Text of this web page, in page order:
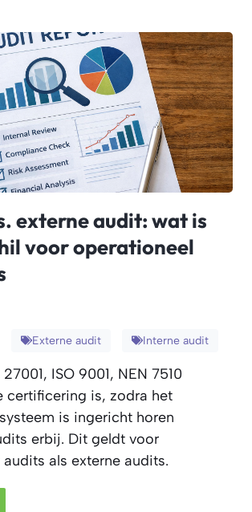
externe audit: wat is
voor operationeel
Externe audit Interne audit
ISO 9001, NEN 7510
certificering is, zodra het
is ingericht horen
erbij. Dit geldt voor
als externe audits.